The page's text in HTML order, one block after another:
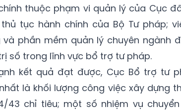
thuộc phạm vi quản lý của Cục
tục hành chính của Bộ Tư pháp;
và phần mềm quản lý chuyên ngành
số trong lĩnh vực bổ trợ tư pháp.
kết quả đạt được, Cục Bổ trợ tư
là khối lượng công việc xây dựng
43 chỉ tiêu; một số nhiệm vụ